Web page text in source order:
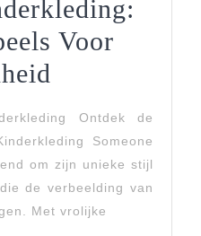
Voor
Magie
Van
Someone
Ontdek de
Someone
om zijn unieke stijl
de verbeelding van
Met vrolijke